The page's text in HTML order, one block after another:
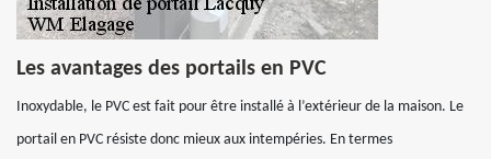
Les avantages des portails en PVC
Inoxydable, le PVC est fait pour être installé à l’extérieur de la maison. Le
portail en PVC résiste donc mieux aux intempéries. En termes